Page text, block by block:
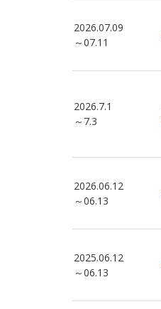
2026.07.09
～07.11
2026.7.1
～7.3
2026.06.12
～06.13
2025.06.12
～06.13